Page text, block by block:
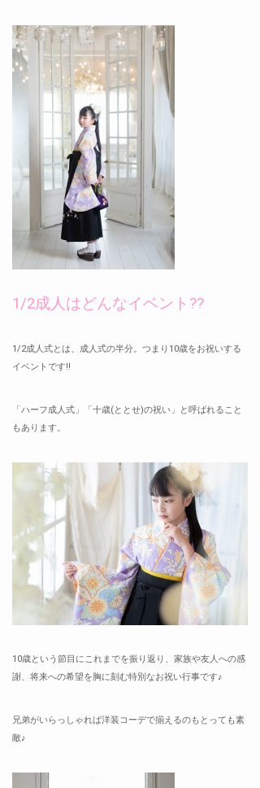
1/2成人はどんなイベント??
1/2成人式とは、成人式の半分。つまり10歳をお祝いする
イベントです!!
「ハーフ成人式」「十歳(ととせ)の祝い」と呼ばれること
もあります。
10歳という節目にこれまでを振り返り、家族や友人への感
謝、将来への希望を胸に刻む特別なお祝い行事です♪
兄弟がいらっしゃれば洋装コーデで揃えるのもとっても素
敵♪